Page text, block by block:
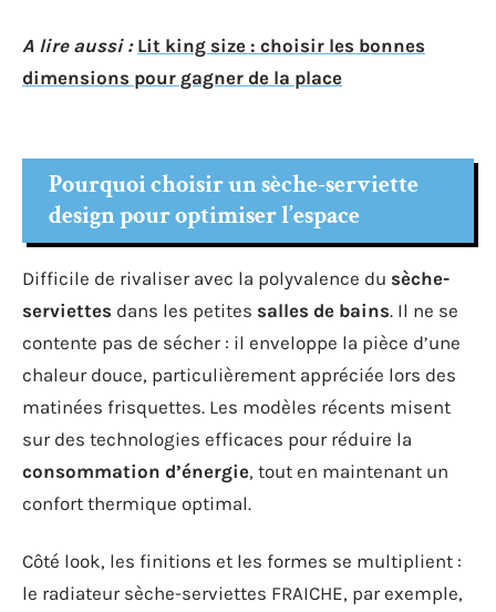
A lire aussi : Lit king size : choisir les bonnes
dimensions pour gagner de la place
Pourquoi choisir un sèche-serviette
design pour optimiser l’espace
Difficile de rivaliser avec la polyvalence du sèche-
serviettes dans les petites salles de bains. Il ne se
contente pas de sécher : il enveloppe la pièce d’une
chaleur douce, particulièrement appréciée lors des
matinées frisquettes. Les modèles récents misent
sur des technologies efficaces pour réduire la
consommation d’énergie, tout en maintenant un
confort thermique optimal.
Côté look, les finitions et les formes se multiplient :
le radiateur sèche-serviettes FRAICHE, par exemple,